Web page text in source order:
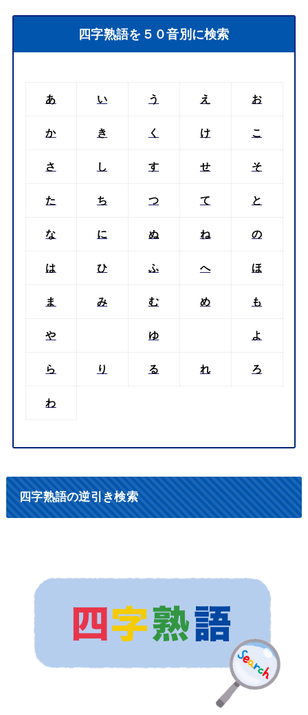
四字熟語を５０音別に検索
あ い う え お
か き く け こ
さ し す せ そ
た ち つ て と
な に ぬ ね の
は ひ ふ へ ほ
ま み む め も
や ゆ よ
ら り る れ ろ
わ
四字熟語の逆引き検索